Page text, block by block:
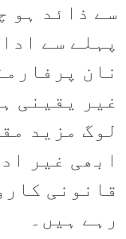
سے ذائد ہو
پہلے سے
نان
غیر یقینی
لوگ مزید
ابھی غیر
قانونی
رہے ہیں۔